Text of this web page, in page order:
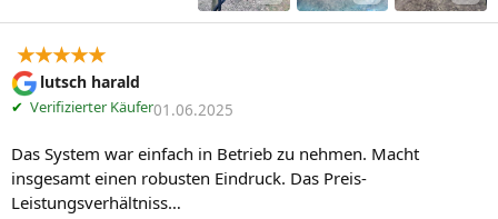
★★★★★
lutsch harald
✔ Verifizierter Käufer01.06.2025
Das System war einfach in Betrieb zu nehmen. Macht
insgesamt einen robusten Eindruck. Das Preis-
Leistungsverhältniss…